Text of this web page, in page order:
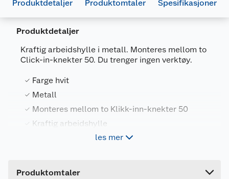
Produktdetaljer Produktomtaler Spesifikasjoner
Produktdetaljer
Kraftig arbeidshylle i metall. Monteres mellom to
Click-in-knekter 50. Du trenger ingen verktøy.
Farge hvit
Metall
Monteres mellom to Klikk-inn-knekter 50
Kraftig arbeidshylle
les mer
Produktomtaler
Generelt
Artikkelnummer
Leverandørens artikkelnummer
455510